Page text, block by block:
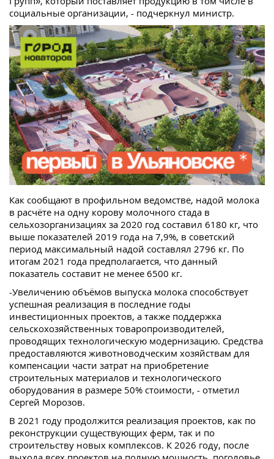
социальные организации, - подчеркнул министр.
Как сообщают в профильном ведомстве, надой молока
в расчёте на одну корову молочного стада в
сельхозорганизациях за 2020 год составил 6180 кг, что
выше показателей 2019 года на 7,9%, в советский
период максимальный надой составлял 2796 кг. По
итогам 2021 года предполагается, что данный
показатель составит не менее 6500 кг.
-Увеличению объёмов выпуска молока способствует
успешная реализация в последние годы
инвестиционных проектов, а также поддержка
сельскохозяйственных товаропроизводителей,
проводящих технологическую модернизацию. Средства
предоставляются животноводческим хозяйствам для
компенсации части затрат на приобретение
строительных материалов и технологического
оборудования в размере 50% стоимости, - отметил
Сергей Морозов.
В 2021 году продолжится реализация проектов, как по
реконструкции существующих ферм, так и по
строительству новых комплексов. К 2026 году, после